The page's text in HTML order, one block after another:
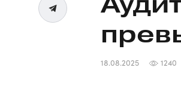
18.08.2025 1240